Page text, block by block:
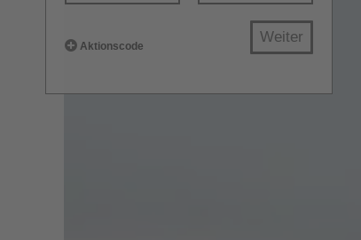
Aktionscode
Weiter